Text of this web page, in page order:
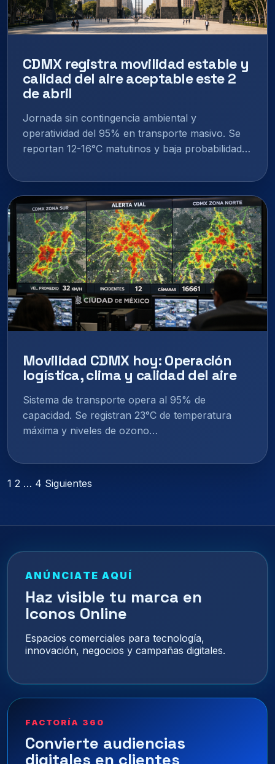
CDMX registra movilidad estable y
calidad del aire aceptable este 2
de abril
Jornada sin contingencia ambiental y
operatividad del 95% en transporte masivo. Se
reportan 12-16°C matutinos y baja probabilidad…
Movilidad CDMX hoy: Operación
logística, clima y calidad del aire
Sistema de transporte opera al 95% de
capacidad. Se registran 23°C de temperatura
máxima y niveles de ozono…
Paginación
entradas
1 2 … 4 Siguientes
ANÚNCIATE AQUÍ
Haz visible tu marca en
Iconos Online
Espacios comerciales para tecnología,
innovación, negocios y campañas digitales.
FACTORÍA 360
Convierte audiencias
digitales en clientes